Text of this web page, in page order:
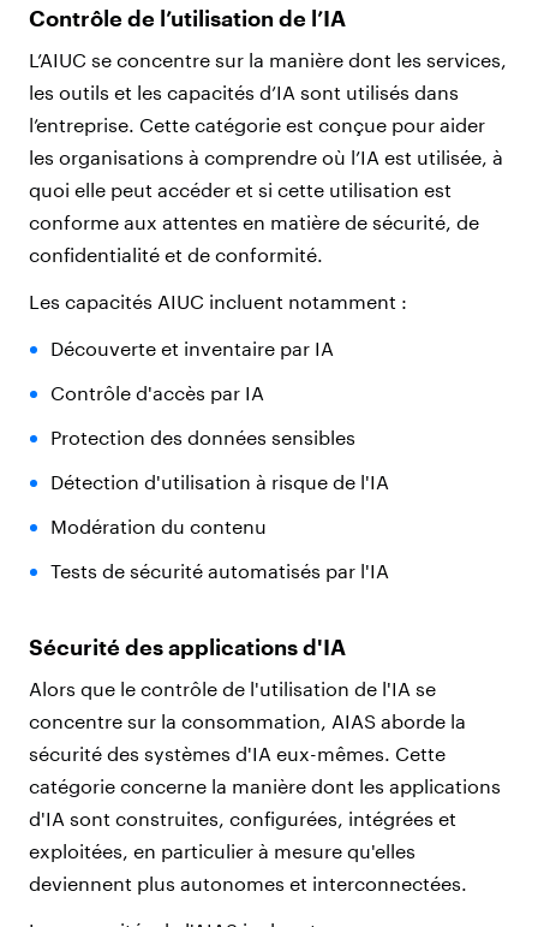
Contrôle de l’utilisation de l’IA
L’AIUC se concentre sur la manière dont les services,
les outils et les capacités d’IA sont utilisés dans
l’entreprise. Cette catégorie est conçue pour aider
les organisations à comprendre où l’IA est utilisée, à
quoi elle peut accéder et si cette utilisation est
conforme aux attentes en matière de sécurité, de
confidentialité et de conformité.
Les capacités AIUC incluent notamment :
Découverte et inventaire par IA
Contrôle d'accès par IA
Protection des données sensibles
Détection d'utilisation à risque de l'IA
Modération du contenu
Tests de sécurité automatisés par l'IA
Sécurité des applications d'IA
Alors que le contrôle de l'utilisation de l'IA se
concentre sur la consommation, AIAS aborde la
sécurité des systèmes d'IA eux-mêmes. Cette
catégorie concerne la manière dont les applications
d'IA sont construites, configurées, intégrées et
exploitées, en particulier à mesure qu'elles
deviennent plus autonomes et interconnectées.